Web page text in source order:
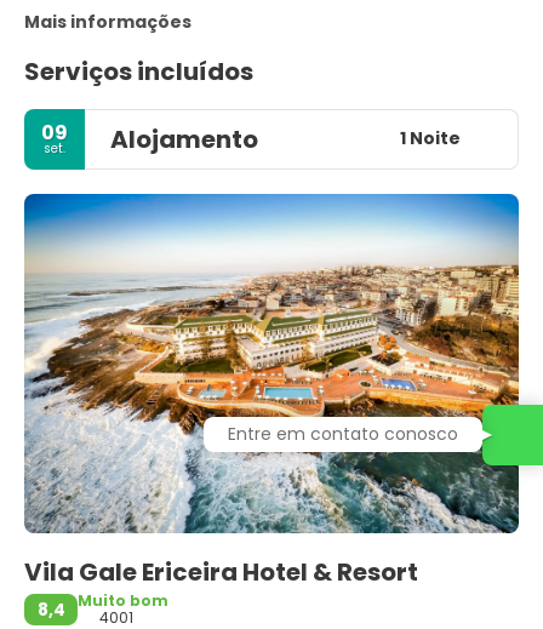
Mais informações
Serviços incluídos
09
set. Alojamento 1 Noite
Vila Gale Ericeira Hotel & Resort
8,4
Muito bom
4001
Entre em contato conosco